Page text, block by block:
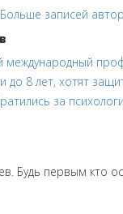
Больше записей
до 8 лет, хотят
за
Будь первым кто